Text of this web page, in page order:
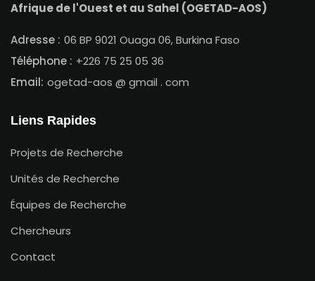
Afrique de l'Ouest et au Sahel (OGETAD-AOS)
Adresse : 06 BP 9021 Ouaga 06, Burkina Faso
Téléphone : +226 75 25 05 36
Email: ogetad-aos @ gmail . com
Liens Rapides
Projets de Recherche
Unités de Recherche
Équipes de Recherche
Chercheurs
Contact